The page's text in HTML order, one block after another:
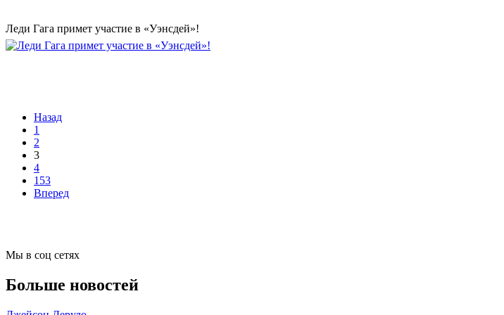
Леди Гага примет участие в «Уэнсдей»!
Назад
1
2
3
4
153
Вперед
Мы в соц сетях
Больше новостей